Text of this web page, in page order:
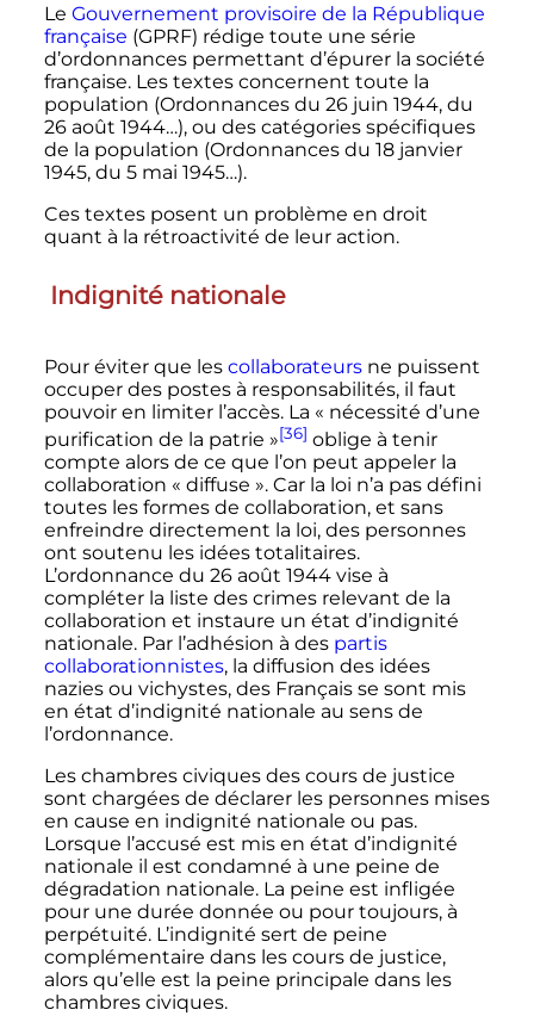
Le Gouvernement provisoire de la République
française (GPRF) rédige toute une série
d’ordonnances permettant d’épurer la société
française. Les textes concernent toute la
population (Ordonnances du 26 juin 1944, du
26 août 1944…), ou des catégories spécifiques
de la population (Ordonnances du 18 janvier
1945, du 5 mai 1945…).
Ces textes posent un problème en droit
quant à la rétroactivité de leur action.
Indignité nationale
Pour éviter que les collaborateursne puissent
occuper des postes à responsabilités, il faut
pouvoir en limiter l’accès. La « nécessité d’une
purification de la patrie »[36] oblige à tenir
compte alors de ce que l’on peut appeler la
collaboration « diffuse ». Car la loi n’a pas défini
toutes les formes de collaboration, et sans
enfreindre directement la loi, des personnes
ont soutenu les idées totalitaires.
L’ordonnance du 26 août 1944vise à
compléter la liste des crimes relevant de la
collaboration et instaure un état d’indignité
nationale. Par l’adhésion à des partis
collaborationnistes, la diffusion des idées
nazies ou vichystes, des Français se sont mis
en état d’indignité nationale au sens de
l’ordonnance.
Les chambres civiques des cours de justice
sont chargées de déclarer les personnes mises
en cause en indignité nationale ou pas.
Lorsque l’accusé est mis en état d’indignité
nationale il est condamné à une peine de
dégradation nationale. La peine est infligée
pour une durée donnée ou pour toujours, à
perpétuité. L’indignité sert de peine
complémentaire dans les cours de justice,
alors qu’elle est la peine principale dans les
chambres civiques.